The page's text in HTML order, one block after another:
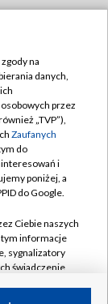
na
danych,
przez
„TVP”),
Zaufanych
do
i
poniżej, a
do Google.
Ciebie naszych
tym informacje
sygnalizatory
świadczenie